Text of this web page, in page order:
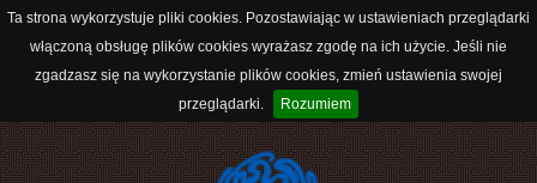
Ta strona wykorzystuje pliki cookies. Pozostawiając w ustawieniach przeglądarki
włączoną obsługę plików cookies wyrażasz zgodę na ich użycie. Jeśli nie
zgadzasz się na wykorzystanie plików cookies, zmień ustawienia swojej
przeglądarki.
Rozumiem